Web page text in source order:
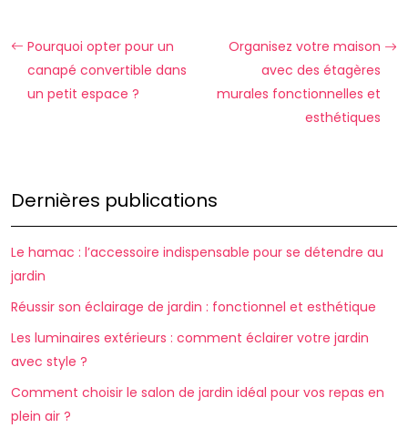
Pourquoi opter pour un
canapé convertible dans
un petit espace ?
Organisez votre maison
avec des étagères
murales fonctionnelles et
esthétiques
Dernières publications
Le hamac : l’accessoire indispensable pour se détendre au
jardin
Réussir son éclairage de jardin : fonctionnel et esthétique
Les luminaires extérieurs : comment éclairer votre jardin
avec style ?
Comment choisir le salon de jardin idéal pour vos repas en
plein air ?